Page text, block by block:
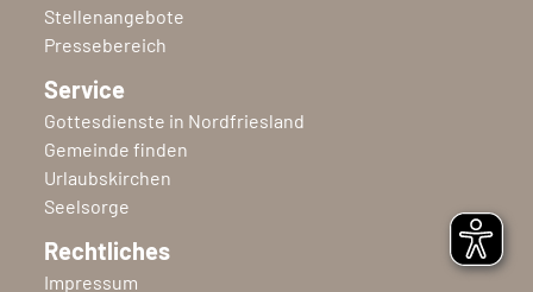
Stellenangebote
Pressebereich
Service
Gottesdienste in Nordfriesland
Gemeinde finden
Urlaubskirchen
Seelsorge
Rechtliches
Impressum